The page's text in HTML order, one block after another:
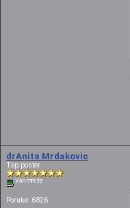
drAnita Mrdakovic
Top poster
Van mreže
Poruke: 6826